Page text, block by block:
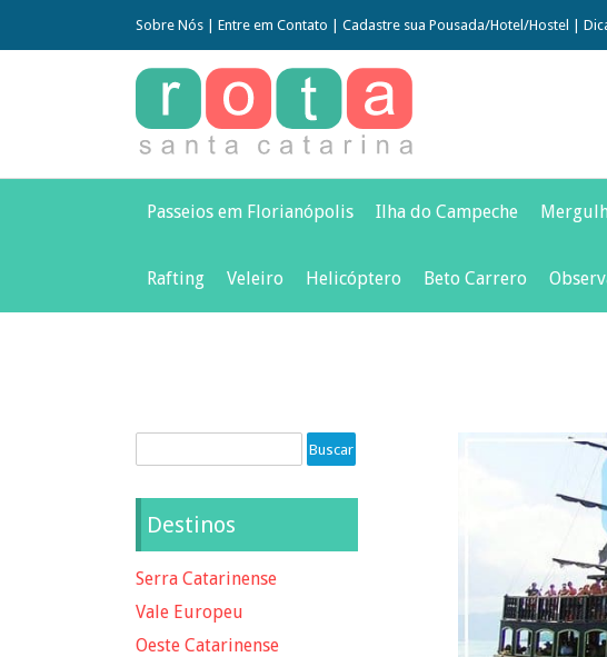
Sobre Nós Entre em Contato Cadastre sua Pousada/Hotel/Hostel
Passeios em Florianópolis Ilha do Campeche
Rafting Veleiro Helicóptero Beto Carrero
Destinos
Serra Catarinense
Vale Europeu
Oeste Catarinense